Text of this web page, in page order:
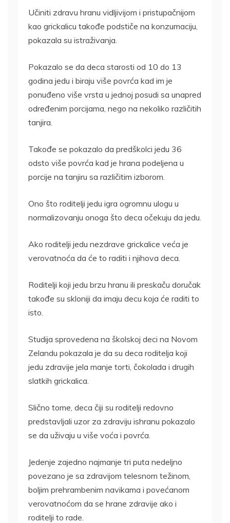
Učiniti zdravu hranu vidljivijom i pristupačnijom
kao grickalicu takođe podstiče na konzumaciju,
pokazala su istraživanja.
Pokazalo se da deca starosti od 10 do 13
godina jedu i biraju više povrća kad im je
ponuđeno više vrsta u jednoj posudi sa unapred
određenim porcijama, nego na nekoliko različitih
tanjira.
Takođe se pokazalo da predškolci jedu 36
odsto više povrća kad je hrana podeljena u
porcije na tanjiru sa različitim izborom.
Ono što roditelji jedu igra ogromnu ulogu u
normalizovanju onoga što deca očekuju da jedu.
Ako roditelji jedu nezdrave grickalice veća je
verovatnoća da će to raditi i njihova deca.
Roditelji koji jedu brzu hranu ili preskaču doručak
takođe su skloniji da imaju decu koja će raditi to
isto.
Studija sprovedena na školskoj deci na Novom
Zelandu pokazala je da su deca roditelja koji
jedu zdravije jela manje torti, čokolada i drugih
slatkih grickalica.
Slično tome, deca čiji su roditelji redovno
predstavljali uzor za zdraviju ishranu pokazalo
se da uživaju u više voća i povrća.
Jedenje zajedno najmanje tri puta nedeljno
povezano je sa zdravijom telesnom težinom,
boljim prehrambenim navikama i povećanom
verovatnoćom da se hrane zdravije ako i
roditelji to rade.